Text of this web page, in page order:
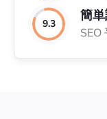
9.3
簡
SEO